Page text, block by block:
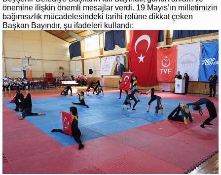
önemine ilişkin önemli mesajlar verdi. 19 Mayıs’ın milletimizin
bağımsızlık mücadelesindeki tarihi rolüne dikkat çeken
Başkan Bayındır, şu ifadeleri kullandı: